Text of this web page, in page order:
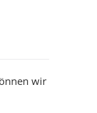
wir